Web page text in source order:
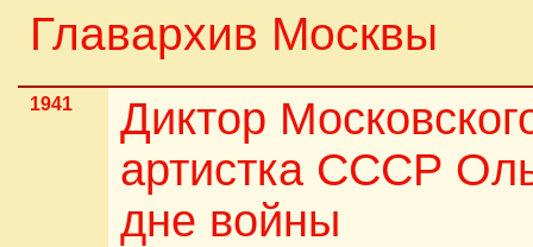
Главархив Москвы
1941
Диктор
артистка СССР
дне войны